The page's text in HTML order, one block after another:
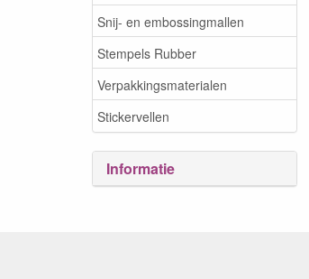
Snij- en embossingmallen
Stempels Rubber
Verpakkingsmaterialen
Stickervellen
Informatie